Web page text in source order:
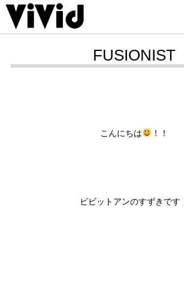
FUSIONIST
こんにちは ！！
ビビットアンのすずきです